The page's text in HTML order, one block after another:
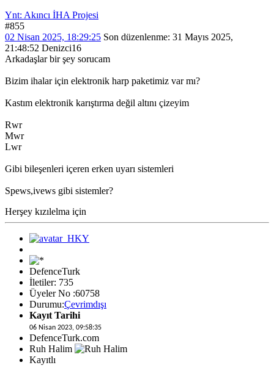
Ynt: Akıncı İHA Projesi
#855
02 Nisan 2025, 18:29:25 Son düzenlenme: 31 Mayıs 2025,
21:48:52 Denizci16
Arkadaşlar bir şey sorucam
Bizim ihalar için elektronik harp paketimiz var mı?
Kastım elektronik karıştırma değil altını çizeyim
Rwr
Mwr
Lwr
Gibi bileşenleri içeren erken uyarı sistemleri
Spews,ivews gibi sistemler?
Herşey kızılelma için
DefenceTurk
İletiler: 735
Üyeler No :60758
Durumu:Çevrimdışı
Kayıt Tarihi
06 Nisan 2023, 09:58:35
DefenceTurk.com
Ruh Halim
Kayıtlı